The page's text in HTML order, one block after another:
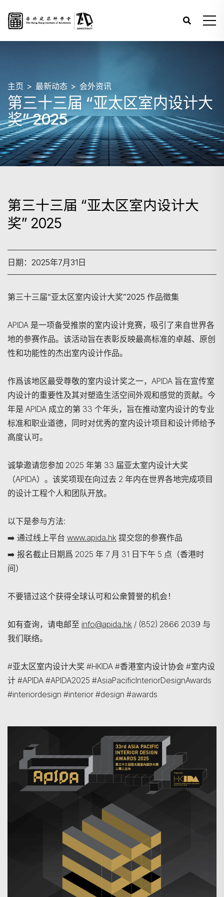
主页 最新动态 会外资讯
第三十三届 “亚太区室内设计大
奖” 2025
第三十三届 “亚太区室内设计大
奖” 2025
日期：2025年7月31日
第三十三届“亚太区室内设计大奖”2025 作品徵集
APIDA 是一项备受推崇的室内设计竞赛，吸引了来自世界各
地的参赛作品。该活动旨在表彰反映最高标准的卓越、原创
性和功能性的杰出室内设计作品。
作爲该地区最受尊敬的室内设计奖之一，APIDA 旨在宣传室
内设计的重要性及其对塑造生活空间外观和感觉的贡献。今
年是 APIDA 成立的第 33 个年头，旨在推动室内设计的专业
标准和职业道德，同时对优秀的室内设计项目和设计师给予
高度认可。
诚挚邀请您参加 2025 年第 33 届亚太室内设计大奖
（APIDA）。该奖项现在向过去 2 年内在世界各地完成项目
的设计工程个人和团队开放。
以下是参与方法:
➡️ 通过线上平台 www.apida.hk 提交您的参赛作品
➡️ 报名截止日期爲 2025 年 7 月 31 日下午 5 点（香港时
间）
不要错过这个获得全球认可和公衆贊誉的机会！
如有查询，请电邮至 info@apida.hk / (852) 2866 2039 与
我们联络。
#亚太区室内设计大奖 #HKIDA #香港室内设计协会 #室内设
计 #APIDA #APIDA2025 #AsiaPacificInteriorDesignAwards
#interiordesign #interior #design #awards